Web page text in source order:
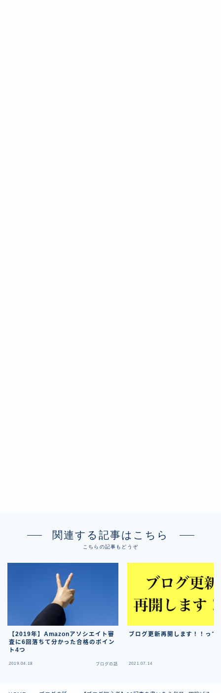
関連する記事はこちら
こちらの記事もどうぞ
【2019年】Amazonアソシエイト審
査に6回落ちて分かった合格のポイン
ト4つ
2019.04.18 ブログの話
ブログ更新再開します！！って
2021.07.14